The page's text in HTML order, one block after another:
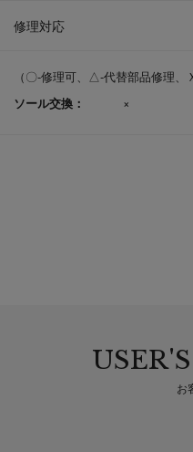
修理対応
（〇-修理可、△-代替部品修理、
ソール交換：
×
お